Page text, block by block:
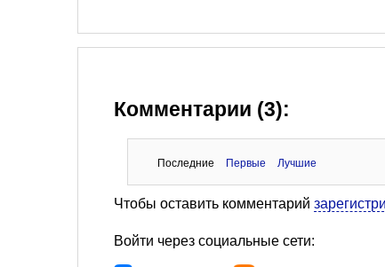
Комментарии (3):
Последние Первые Лучшие
Чтобы оставить комментарий
Войти через социальные сети: